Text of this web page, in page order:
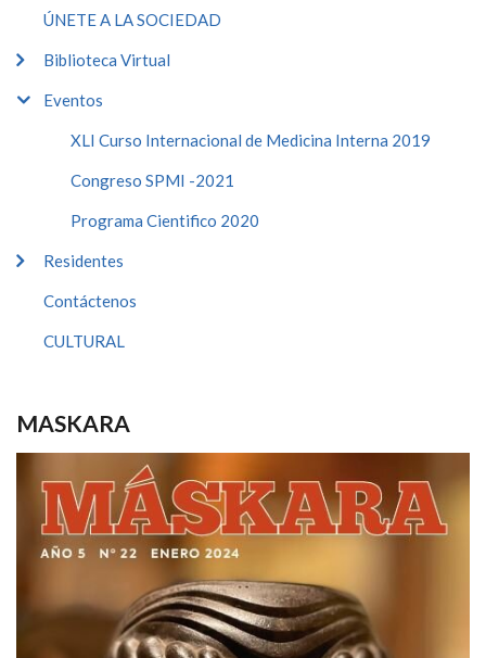
ÚNETE A LA SOCIEDAD
Biblioteca Virtual
Eventos
XLI Curso Internacional de Medicina Interna 2019
Congreso SPMI -2021
Programa Cientifico 2020
Residentes
Contáctenos
CULTURAL
MASKARA